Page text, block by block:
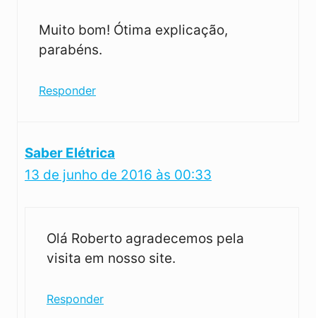
Muito bom! Ótima explicação,
parabéns.
Responder
Saber Elétrica
13 de junho de 2016 às 00:33
Olá Roberto agradecemos pela
visita em nosso site.
Responder